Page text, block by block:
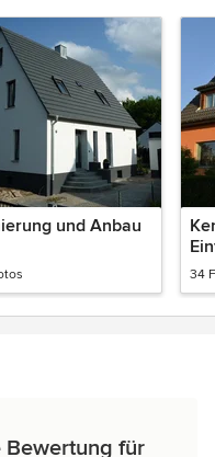
und Anbau
34
Bewertung für